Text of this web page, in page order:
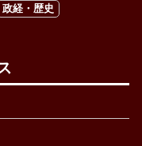
政経・歴史